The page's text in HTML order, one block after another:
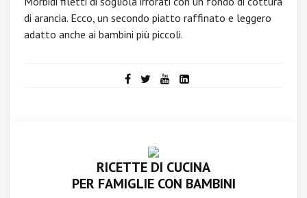
di arancia. Ecco, un secondo piatto raffinato e leggero
adatto anche ai bambini più piccoli.
RICETTE DI CUCINA
PER FAMIGLIE CON BAMBINI